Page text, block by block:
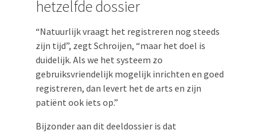
hetzelfde dossier
“Natuurlijk vraagt het registreren nog steeds
zijn tijd”, zegt Schroijen, “maar het doel is
duidelijk. Als we het systeem zo
gebruiksvriendelijk mogelijk inrichten en goed
registreren, dan levert het de arts en zijn
patiënt ook iets op.”
Bijzonder aan dit deeldossier is dat